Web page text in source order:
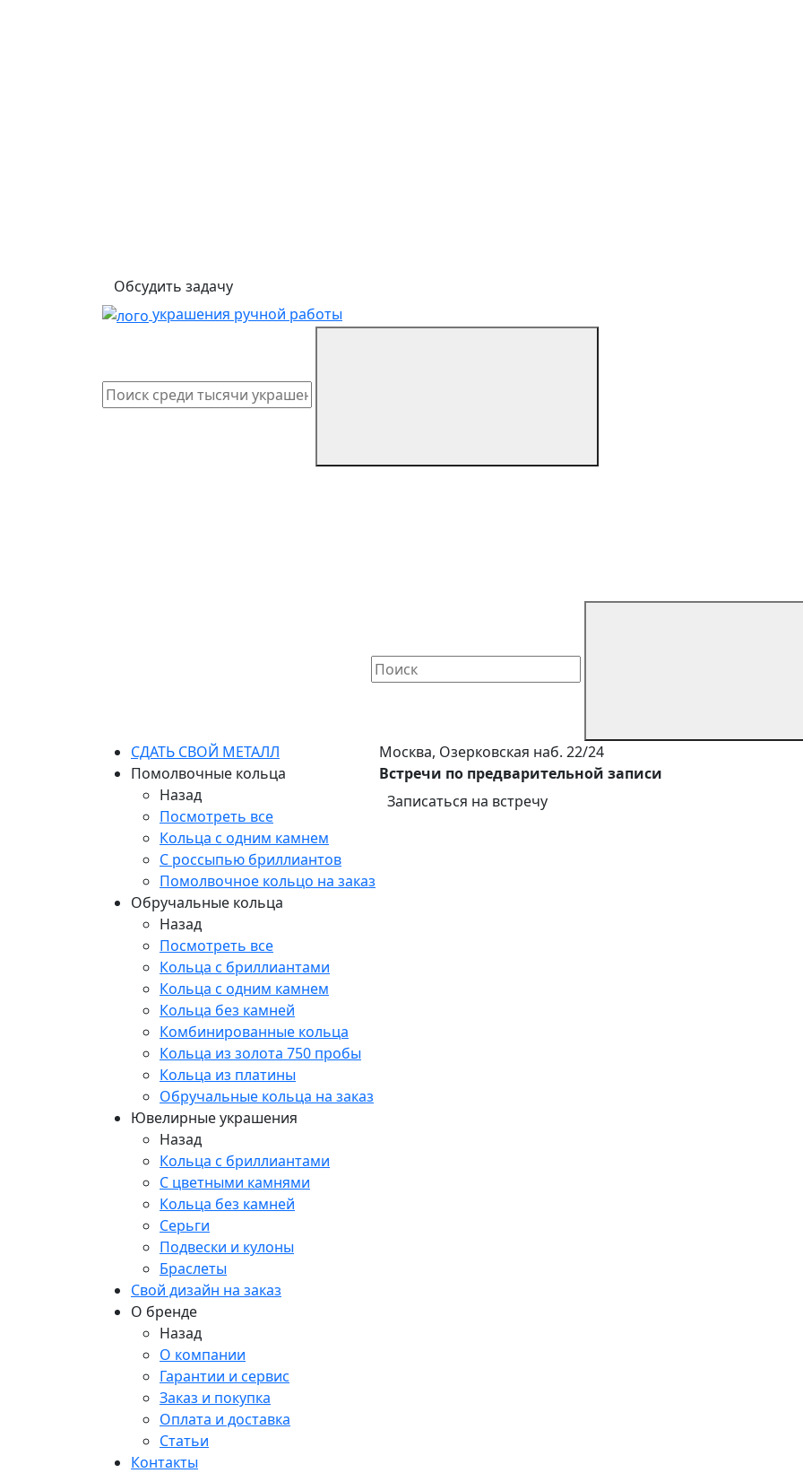
Обсудить задачу
украшения ручной работы
СДАТЬ СВОЙ МЕТАЛЛ
Помолвочные кольца
Назад
Посмотреть все
Кольца с одним камнем
С россыпью бриллиантов
Помолвочное кольцо на заказ
Обручальные кольца
Назад
Посмотреть все
Кольца с бриллиантами
Кольца с одним камнем
Кольца без камней
Комбинированные кольца
Кольца из золота 750 пробы
Кольца из платины
Обручальные кольца на заказ
Ювелирные украшения
Назад
Кольца с бриллиантами
С цветными камнями
Кольца без камней
Серьги
Подвески и кулоны
Браслеты
Свой дизайн на заказ
О бренде
Назад
О компании
Гарантии и сервис
Заказ и покупка
Оплата и доставка
Статьи
Контакты
Москва, Озерковская наб. 22/24
Встречи по предварительной записи
Записаться на встречу